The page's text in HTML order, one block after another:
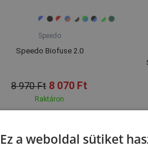
Speedo
Speedo Biofuse 2.0
8 970 Ft 8 070 Ft
Raktáron
Ez a weboldal sütiket